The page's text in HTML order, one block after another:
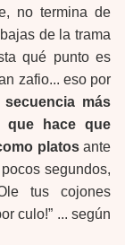
no termina de
de la trama
qué punto es
zafio... eso por
más
que hace que
platosante
segundos,
tus cojones
culo!” ... según